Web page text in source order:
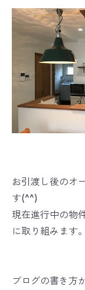
お引渡し後のオ
す(^^)
現在進行中の物
に取り組みます。
ブログの書き方